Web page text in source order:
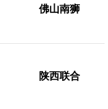
佛山南狮
陕西联合